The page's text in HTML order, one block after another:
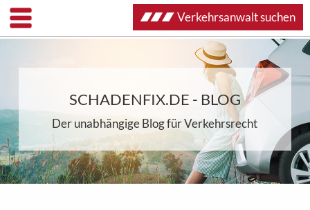
SCHADENFIX.DE - BLOG
Der unabhängige Blog für Verkehrsrecht
Verkehrsanwalt suchen